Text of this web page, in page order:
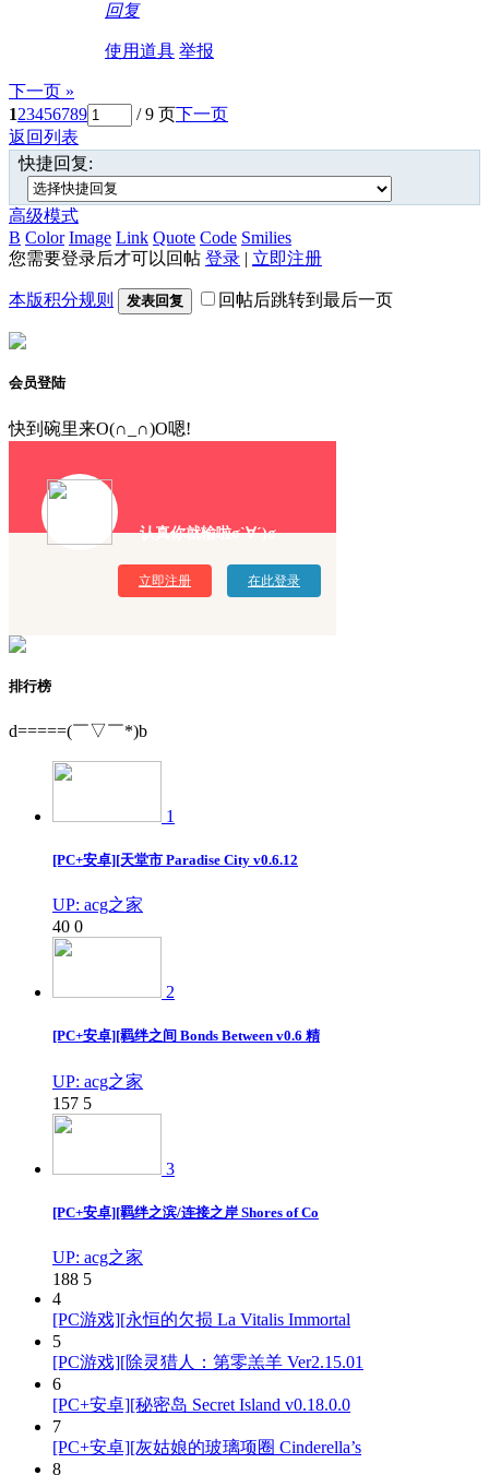
回复
使用道具 举报
下一页 »
123456789 / 9 页下一页
返回列表
快捷回复:
高级模式
B Color Image Link Quote Code Smilies
您需要登录后才可以回帖 登录 | 立即注册
本版积分规则 发表回复 回帖后跳转到最后一页
会员登陆
快到碗里来O(∩_∩)O嗯!
认真你就输啦σ`∀´)σ
立即注册 在此登录
排行榜
d=====(￣▽￣*)b
1
[PC+安卓][天堂市 Paradise City v0.6.12
UP: acg之家
40 0
2
[PC+安卓][羁绊之间 Bonds Between v0.6 精
UP: acg之家
157 5
3
[PC+安卓][羁绊之滨/连接之岸 Shores of Co
UP: acg之家
188 5
4
[PC游戏][永恒的欠损 La Vitalis Immortal
5
[PC游戏][除灵猎人：第零羔羊 Ver2.15.01
6
[PC+安卓][秘密岛 Secret Island v0.18.0.0
7
[PC+安卓][灰姑娘的玻璃项圈 Cinderella’s
8